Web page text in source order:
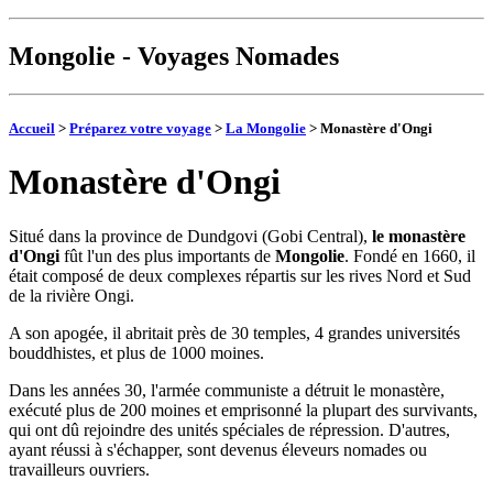
Mongolie - Voyages Nomades
Accueil > Préparez votre voyage > La Mongolie > Monastère d'Ongi
Monastère d'Ongi
Situé dans la province de Dundgovi (Gobi Central), le monastère
d'Ongi fût l'un des plus importants de Mongolie. Fondé en 1660, il
était composé de deux complexes répartis sur les rives Nord et Sud
de la rivière Ongi.
A son apogée, il abritait près de 30 temples, 4 grandes universités
bouddhistes, et plus de 1000 moines.
Dans les années 30, l'armée communiste a détruit le monastère,
exécuté plus de 200 moines et emprisonné la plupart des survivants,
qui ont dû rejoindre des unités spéciales de répression. D'autres,
ayant réussi à s'échapper, sont devenus éleveurs nomades ou
travailleurs ouvriers.